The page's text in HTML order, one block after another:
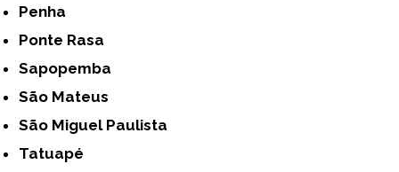
Penha
Ponte Rasa
Sapopemba
São Mateus
São Miguel Paulista
Tatuapé